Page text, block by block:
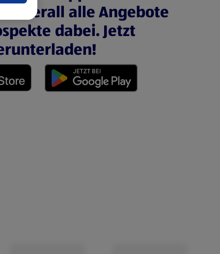
überall alle Angebote
dabei. Jetzt